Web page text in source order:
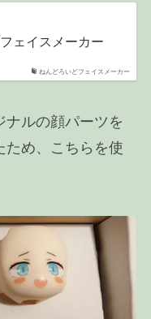
ねんどろいどフェイスメーカー
ェイスメーカー
ナルの顔パーツを
ため、こちらを使